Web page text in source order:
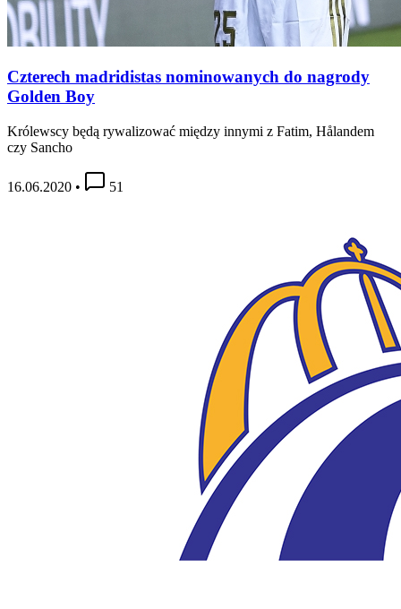
Czterech madridistas nominowanych do nagrody
Golden Boy
Królewscy będą rywalizować między innymi z Fatim, Hålandem
czy Sancho
16.06.2020 • 51